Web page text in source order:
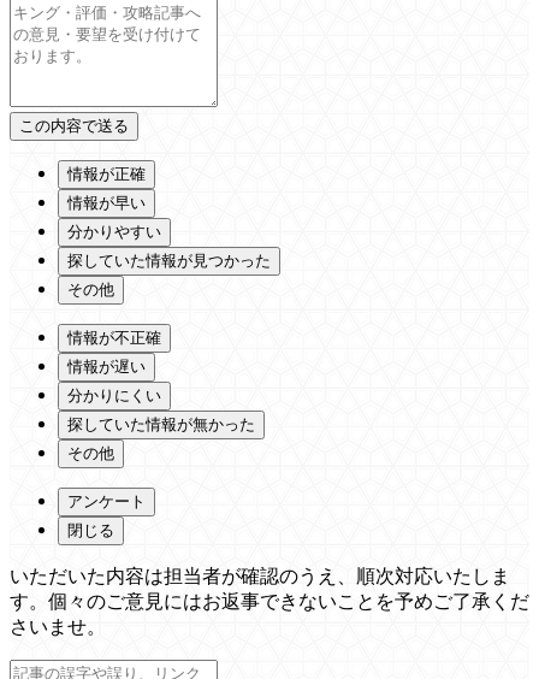
情報が正確
情報が早い
分かりやすい
探していた情報が見つかった
その他
情報が不正確
情報が遅い
分かりにくい
探していた情報が無かった
その他
アンケート
閉じる
いただいた内容は担当者が確認のうえ、順次対応いたしま
す。個々のご意見にはお返事できないことを予めご了承くだ
さいませ。